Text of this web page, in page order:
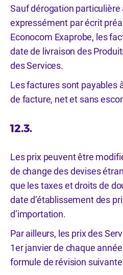
Sauf dérogation particulière
expressément par écrit
Econocom Exaprobe, les
date de livraison des
des Services.
Les factures sont payables
de facture, net et sans
12.3.
Les prix peuvent être
de change des devises
que les taxes et droits de
date d’établissement des
d’importation.
Par ailleurs, les prix des
1er janvier de chaque
formule de révision suivante